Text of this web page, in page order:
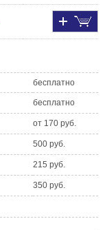
бесплатно
бесплатно
от 170 руб.
500 руб.
215 руб.
350 руб.